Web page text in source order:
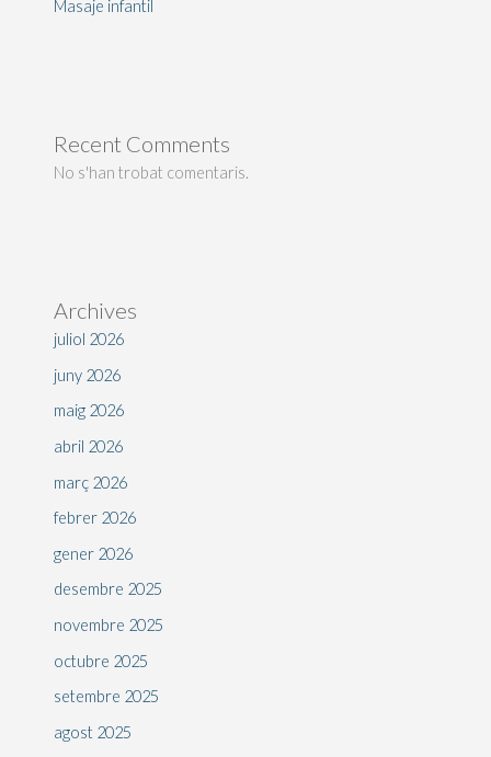
Masaje infantil
Recent Comments
No s'han trobat comentaris.
Archives
juliol 2026
juny 2026
maig 2026
abril 2026
març 2026
febrer 2026
gener 2026
desembre 2025
novembre 2025
octubre 2025
setembre 2025
agost 2025